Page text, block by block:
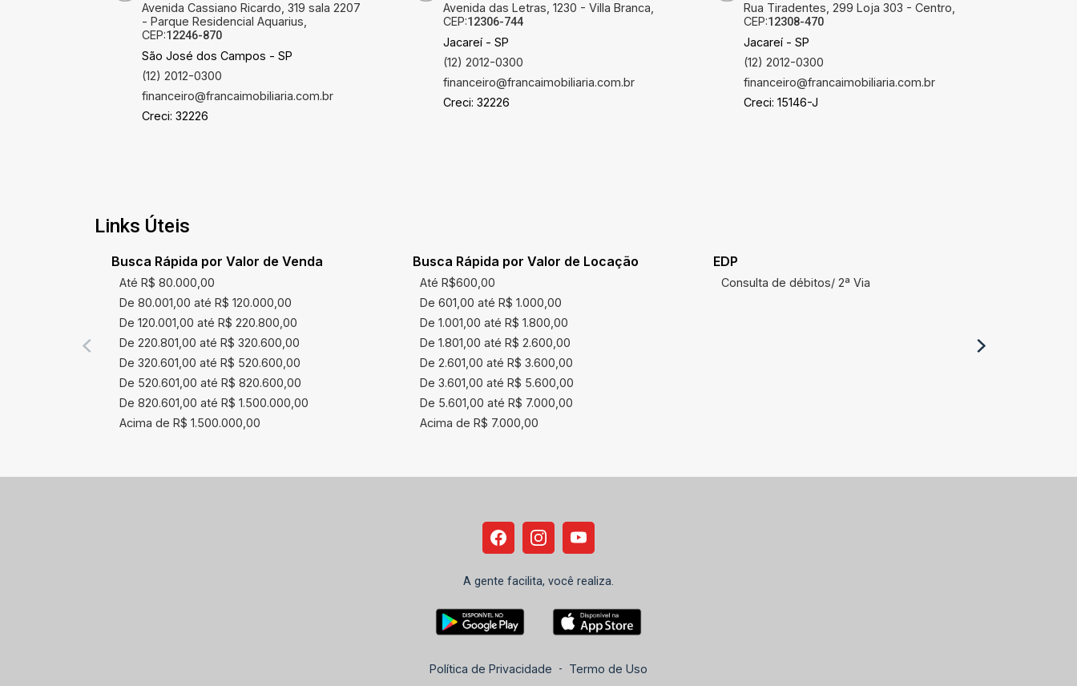
Avenida Cassiano Ricardo, 319 sala 2207
- Parque Residencial Aquarius,
CEP:12246-870
São José dos Campos - SP
(12) 2012-0300
financeiro@francaimobiliaria.com.br
Creci: 32226
Avenida das Letras, 1230 - Villa Branca,
CEP:12306-744
Jacareí - SP
(12) 2012-0300
financeiro@francaimobiliaria.com.br
Creci: 32226
Rua Tiradentes, 299 Loja 303 - Centro,
CEP:12308-470
Jacareí - SP
(12) 2012-0300
financeiro@francaimobiliaria.com.br
Creci: 15146-J
Links Úteis
Busca Rápida por Valor de Venda
Até R$ 80.000,00
De 80.001,00 até R$ 120.000,00
De 120.001,00 até R$ 220.800,00
De 220.801,00 até R$ 320.600,00
De 320.601,00 até R$ 520.600,00
De 520.601,00 até R$ 820.600,00
De 820.601,00 até R$ 1.500.000,00
Acima de R$ 1.500.000,00
Busca Rápida por Valor de Locação
Até R$600,00
De 601,00 até R$ 1.000,00
De 1.001,00 até R$ 1.800,00
De 1.801,00 até R$ 2.600,00
De 2.601,00 até R$ 3.600,00
De 3.601,00 até R$ 5.600,00
De 5.601,00 até R$ 7.000,00
Acima de R$ 7.000,00
EDP
Consulta de débitos/ 2ª Via
A gente facilita, você realiza.
Política de Privacidade - Termo de Uso